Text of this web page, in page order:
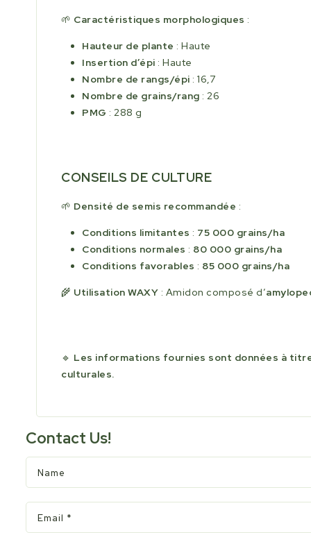
🌱 Caractéristiques morphologiques :
Hauteur de plante : Haute
Insertion d’épi : Haute
Nombre de rangs/épi : 16,7
Nombre de grains/rang : 26
PMG : 288 g
CONSEILS DE CULTURE
🌱 Densité de semis recommandée :
Conditions limitantes : 75 000 grains/ha
Conditions normales : 80 000 grains/ha
Conditions favorables : 85 000 grains/ha
🌾 Utilisation WAXY : Amidon composé d’
🔹 Les informations fournies sont données à
culturales.
Contact Us!
Name
Email *